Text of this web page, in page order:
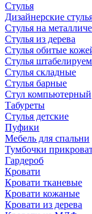
Стулья
Дизайнерские
Стулья на
Стулья из дерева
Стулья обитые
Стулья
Стулья складные
Стулья барные
Стул компьютерный
Табуреты
Стулья детские
Пуфики
Мебель для спальни
Тумбочки
Гардероб
Кровати
Кровати тканевые
Кровати кожаные
Кровати из дерева